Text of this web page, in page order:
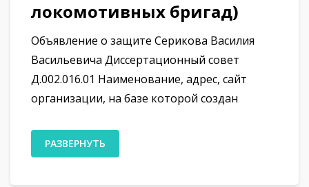
локомотивных бригад)
Объявление о защите Серикова Василия
Васильевича Диссертационный совет
Д.002.016.01 Наименование, адрес, сайт
организации, на базе которой создан
РАЗВЕРНУТЬ